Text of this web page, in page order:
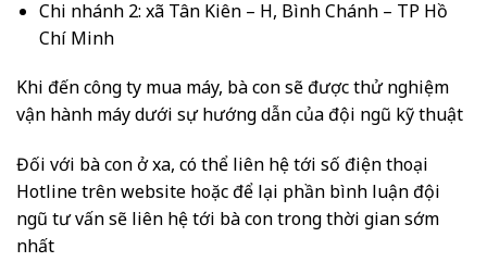
Chi nhánh 2: xã Tân Kiên – H, Bình Chánh – TP Hồ
Chí Minh
Khi đến công ty mua máy, bà con sẽ được thử nghiệm
vận hành máy dưới sự hướng dẫn của đội ngũ kỹ thuật
Đối với bà con ở xa, có thể liên hệ tới số điện thoại
Hotline trên website hoặc để lại phần bình luận đội
ngũ tư vấn sẽ liên hệ tới bà con trong thời gian sớm
nhất